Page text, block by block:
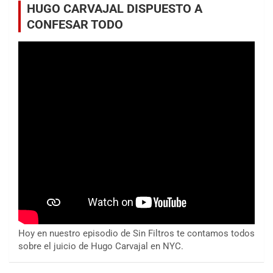
HUGO CARVAJAL DISPUESTO A
CONFESAR TODO
Hoy en nuestro episodio de Sin Filtros te contamos todos
sobre el juicio de Hugo Carvajal en NYC.